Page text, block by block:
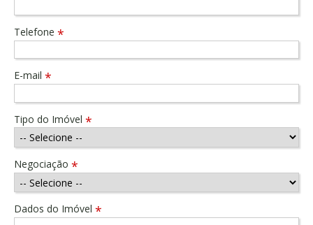
Telefone *
E-mail *
Tipo do Imóvel *
Negociação *
Dados do Imóvel *